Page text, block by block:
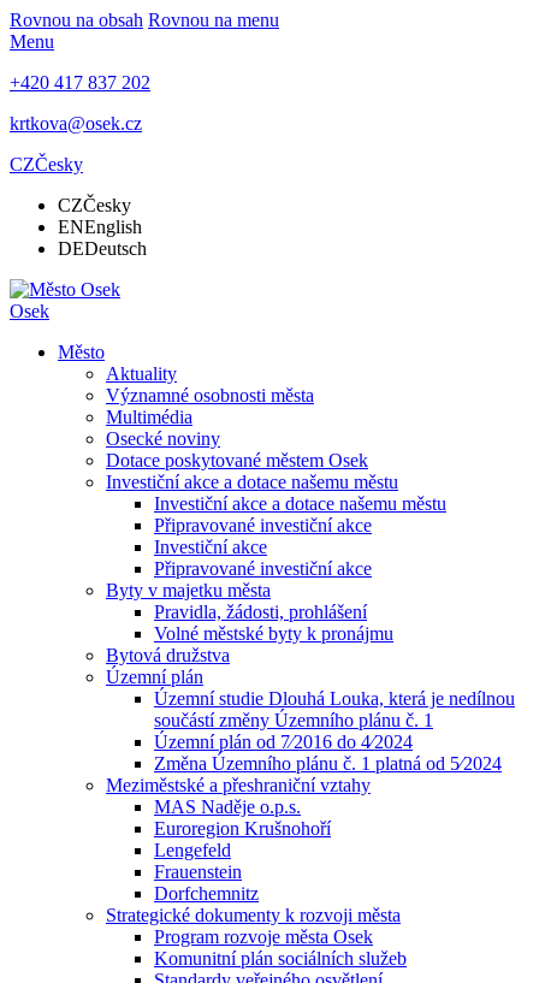
Rovnou na obsah Rovnou na menu
Menu
+420 417 837 202
krtkova@osek.cz
CZČesky
CZČesky
ENEnglish
DEDeutsch
Osek
Město
Aktuality
Významné osobnosti města
Multimédia
Osecké noviny
Dotace poskytované městem Osek
Investiční akce a dotace našemu městu
Investiční akce a dotace našemu městu
Připravované investiční akce
Investiční akce
Připravované investiční akce
Byty v majetku města
Pravidla, žádosti, prohlášení
Volné městské byty k pronájmu
Bytová družstva
Územní plán
Územní studie Dlouhá Louka, která je nedílnou
součástí změny Územního plánu č. 1
Územní plán od 7⁄2016 do 4⁄2024
Změna Územního plánu č. 1 platná od 5⁄2024
Meziměstské a přeshraniční vztahy
MAS Naděje o.p.s.
Euroregion Krušnohoří
Lengefeld
Frauenstein
Dorfchemnitz
Strategické dokumenty k rozvoji města
Program rozvoje města Osek
Komunitní plán sociálních služeb